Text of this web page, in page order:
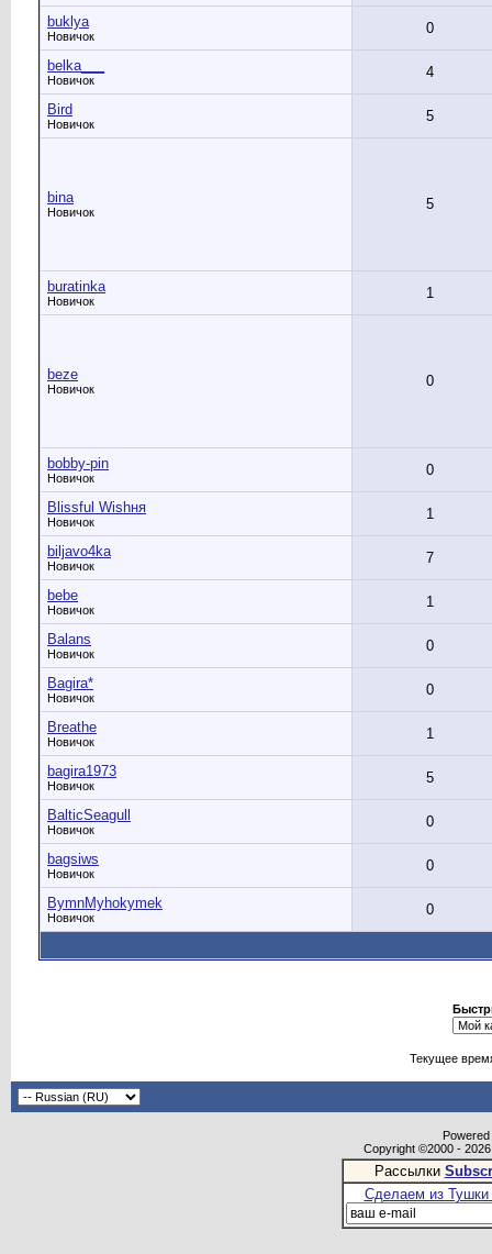
buklya
Новичок 0
belka___
Новичок 4
Bird
Новичок 5
bina
Новичок 5
buratinka
Новичок 1
beze
Новичок 0
bobby-pin
Новичок 0
Blissful Wishня
Новичок 1
biljavo4ka
Новичок 7
bebe
Новичок 1
Balans
Новичок 0
Bagira*
Новичок 0
Breathe
Новичок 1
bagira1973
Новичок 5
BalticSeagull
Новичок 0
bagsiws
Новичок 0
BymnMyhokymek
Новичок 0
Текущее
Copyright ©2000 -
Рассылки
Сделаем из Тушки